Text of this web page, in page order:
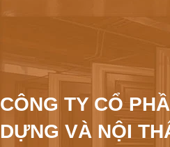
CÔNG TY CỔ
DỰNG VÀ NỘI